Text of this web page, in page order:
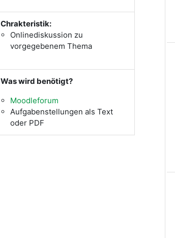
Chrakteristik:
Onlinediskussion zu
vorgegebenem Thema
Was wird benötigt?
Moodleforum
Aufgabenstellungen als Text
oder PDF